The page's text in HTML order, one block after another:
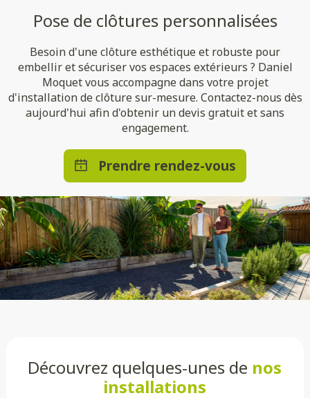
Pose de clôtures personnalisées
Besoin d'une clôture esthétique et robuste pour
embellir et sécuriser vos espaces extérieurs ? Daniel
Moquet vous accompagne dans votre projet
d'installation de clôture sur-mesure. Contactez-nous dès
aujourd'hui afin d'obtenir un devis gratuit et sans
engagement.
Prendre rendez-vous
Découvrez quelques-unes de nos
installations